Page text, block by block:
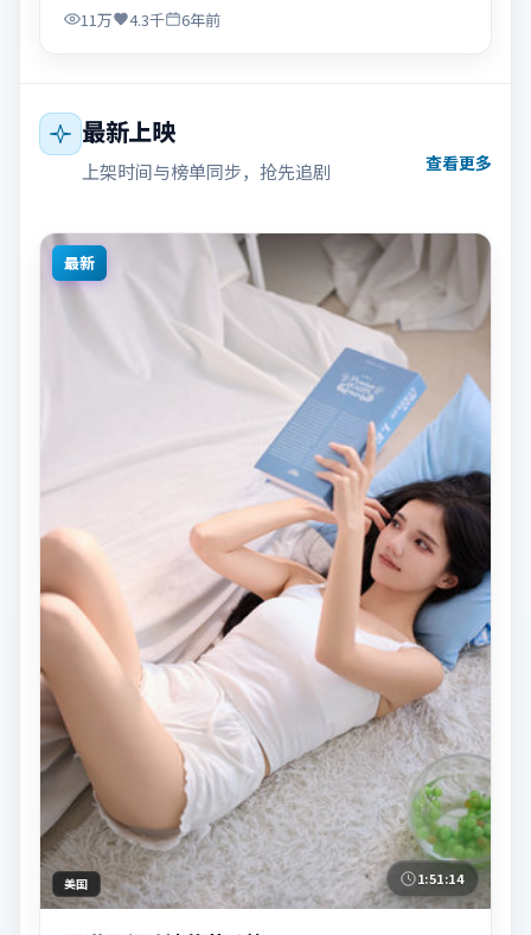
11万 4.3千 6年前
最新上映
上架时间与榜单同步，抢先追剧 查看更多
最新
美国 1:51:14